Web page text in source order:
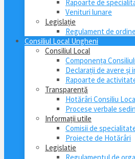
Rapoarte de
Venituri lunare
Legislație
Regulament de
Consiliul Local Ungheni
Consiliul Local
Componența
Declarații de avere și
Rapoarte de
Transparență
Hotărâri Consiliu
Procese verbale
Informații utile
Comisii de
Proiecte de Hotărâri
Legislatie